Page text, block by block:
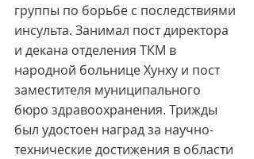
группы по борьбе с последствиями
инсульта. Занимал пост директора
и декана отделения ТКМ в
народной больнице Хунху и пост
заместителя муниципального
бюро здравоохранения. Трижды
был удостоен наград за научно-
технические достижения в области